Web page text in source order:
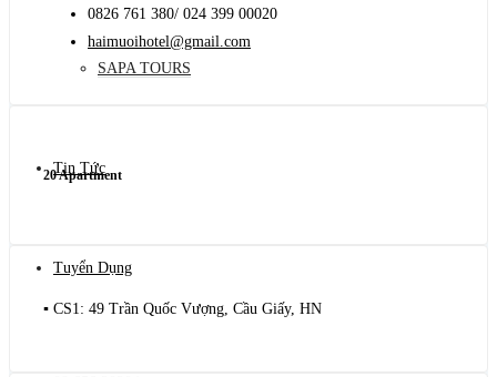
SAPA TOURS
Tin Tức
Tuyển Dụng
0826 761 380/ 024 399 00020
haimuoihotel@gmail.com
20 Apartment
▪️ CS1: 49 Trần Quốc Vượng, Cầu Giấy, HN